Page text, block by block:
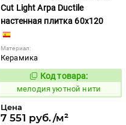
Cut Light Arpa Ductile
настенная плитка 60x120
Материал:
Керамика
966935
Код товара:
мелодия уютной нити
Цена
7 551 руб./м²